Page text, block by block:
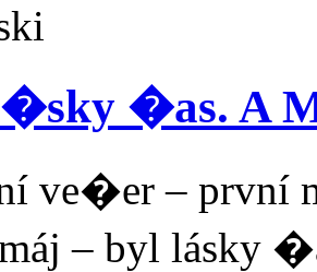
�as. A
ve�er – první
– byl lásky